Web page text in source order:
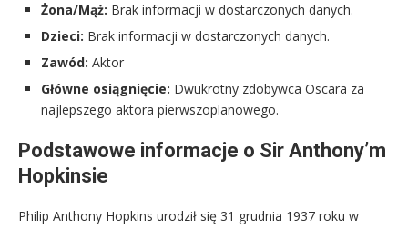
Żona/Mąż: Brak informacji w dostarczonych danych.
Dzieci: Brak informacji w dostarczonych danych.
Zawód: Aktor
Główne osiągnięcie: Dwukrotny zdobywca Oscara za
najlepszego aktora pierwszoplanowego.
Podstawowe informacje o Sir Anthony’m
Hopkinsie
Philip Anthony Hopkins urodził się 31 grudnia 1937 roku w